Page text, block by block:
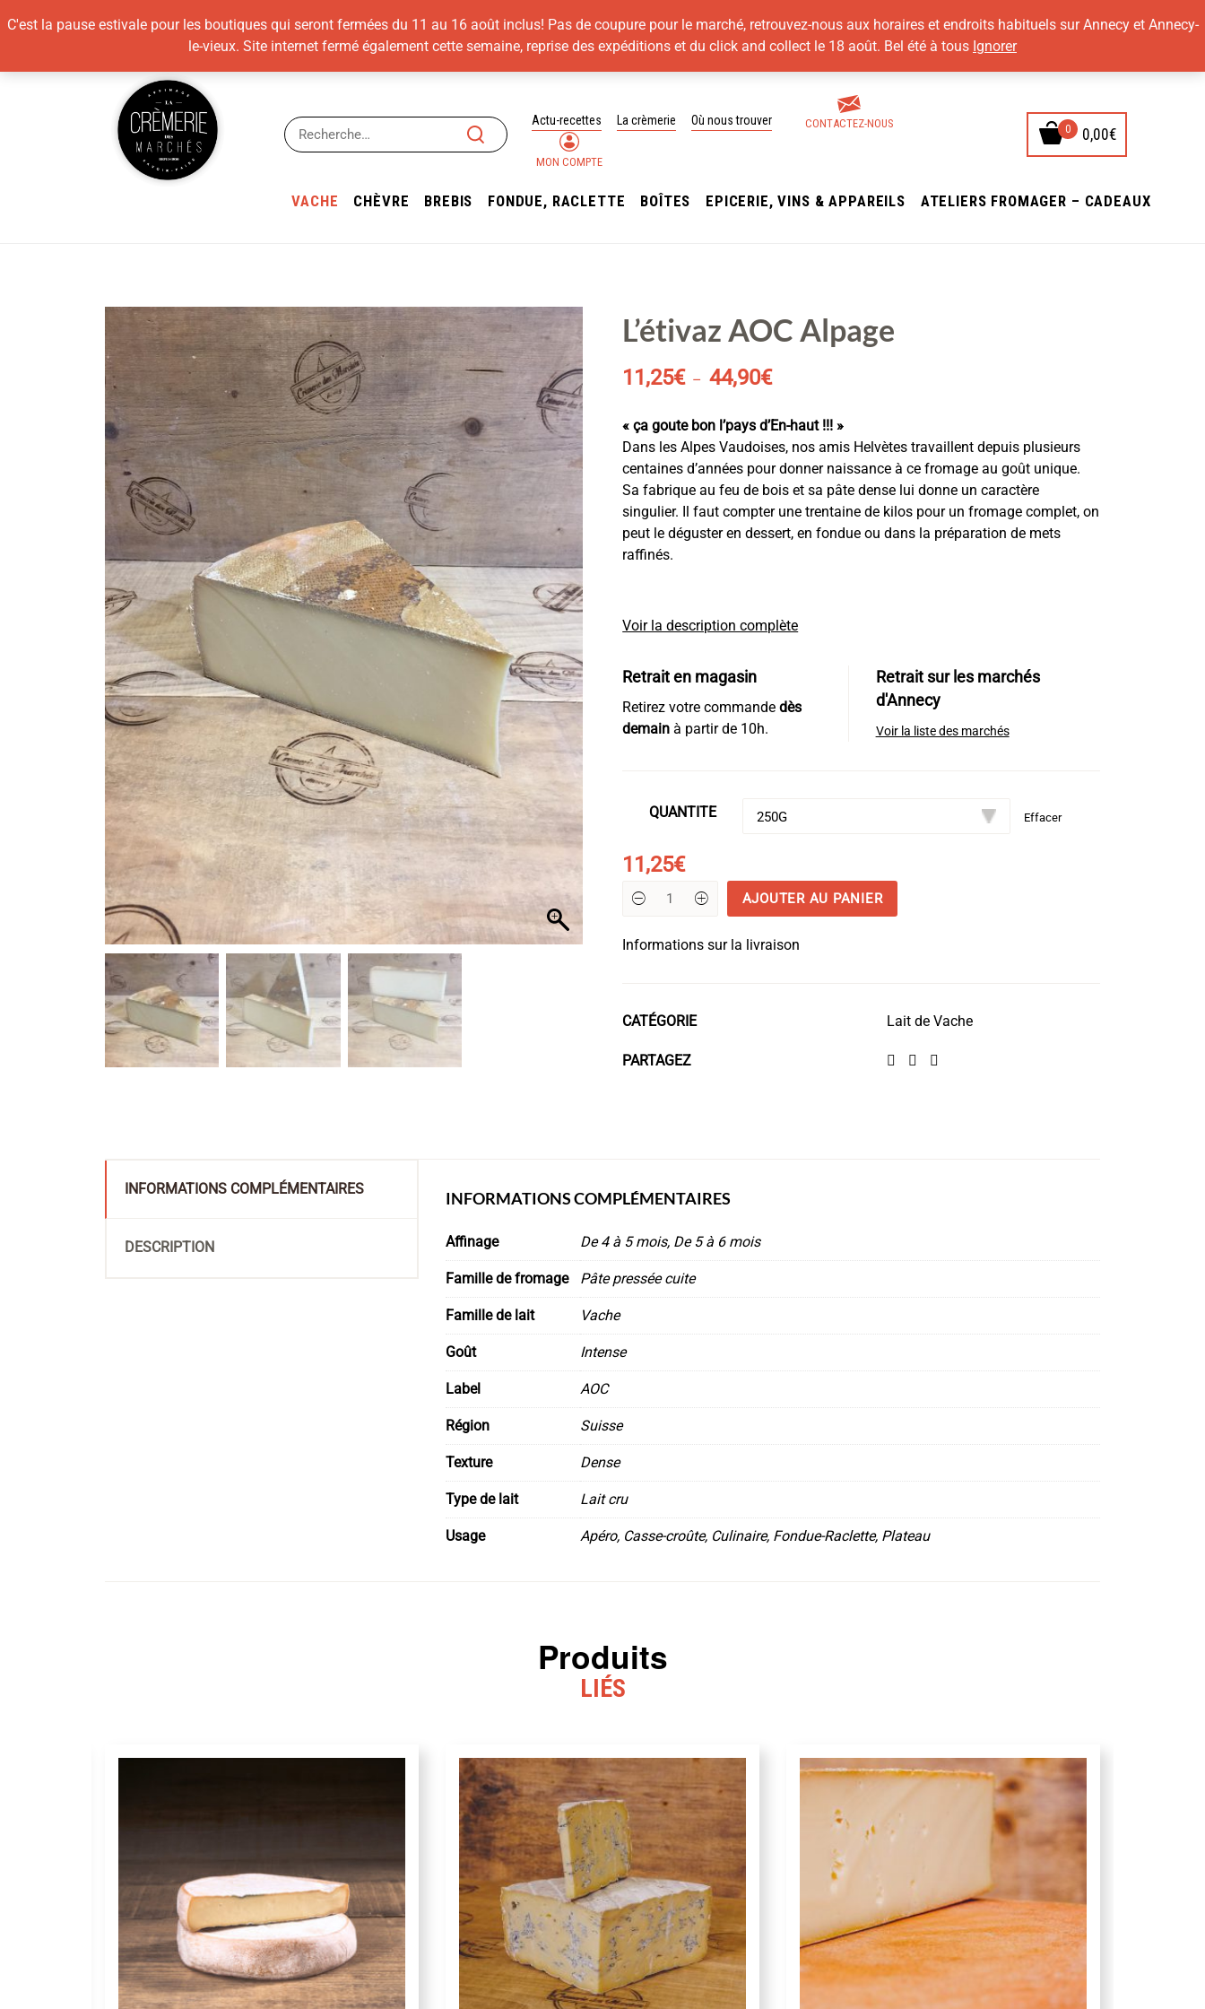
C'est la pause estivale pour les boutiques qui seront fermées du 11 au 16 août inclus! Pas de coupure pour le marché, retrouvez-nous aux horaires et endroits habituels sur Annecy et Annecy-
le-vieux. Site internet fermé également cette semaine, reprise des expéditions et du click and collect le 18 août. Bel été à tous Ignorer
Rechercher : Actu-recettes La crèmerie Où nous trouver CONTACTEZ-NOUS
MON COMPTE
0,00€
VACHE CHÈVRE BREBIS FONDUE, RACLETTE BOÎTES EPICERIE, VINS & APPAREILS ATELIERS FROMAGER – CADEAUX
L’étivaz AOC Alpage
11,25€ – 44,90€Plage
11,25€
à
44,90€
« ça goute bon l’pays d’En-haut !!! »
Dans les Alpes Vaudoises, nos amis Helvètes travaillent depuis plusieurs
centaines d’années pour donner naissance à ce fromage au goût unique.
Sa fabrique au feu de bois et sa pâte dense lui donne un caractère
singulier. Il faut compter une trentaine de kilos pour un fromage complet, on
peut le déguster en dessert, en fondue ou dans la préparation de mets
raffinés.
Voir la description complète
Retrait en magasin
Retirez votre commandedès
demain à partir de 10h.
Retrait sur les marchés
d'Annecy
Voir la liste des marchés
QUANTITE Effacer
11,25€
quantité
AOC
AJOUTER AU PANIER
Informations sur la livraison
CATÉGORIE Lait de Vache
PARTAGEZ
INFORMATIONS COMPLÉMENTAIRES
DESCRIPTION
INFORMATIONS COMPLÉMENTAIRES
Affinage De 4 à 5 mois, De 5 à 6 mois
Famille de fromage Pâte pressée cuite
Famille de lait Vache
Goût Intense
Label AOC
Région Suisse
Texture Dense
Type de lait Lait cru
Usage Apéro, Casse-croûte, Culinaire, Fondue-Raclette, Plateau
Produits
LIÉS